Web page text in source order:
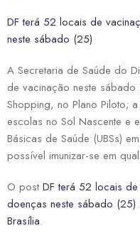
DF terá 52 locais de
neste sábado (25)
A Secretaria de Saúde do
de vacinação neste
Shopping, no Plano Piloto;
escolas no Sol Nascente e
Básicas de Saúde (UBSs)
possível imunizar-se em
O post DF terá 52 locais
doenças neste sábado (25)
Brasília.